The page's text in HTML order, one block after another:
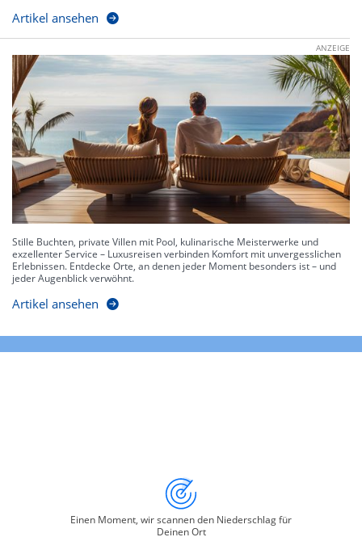
Artikel ansehen
ANZEIGE
Stille Buchten, private Villen mit Pool, kulinarische Meisterwerke und
exzellenter Service – Luxusreisen verbinden Komfort mit unvergesslichen
Erlebnissen. Entdecke Orte, an denen jeder Moment besonders ist – und
jeder Augenblick verwöhnt.
Artikel ansehen
Einen Moment, wir scannen den Niederschlag für
Deinen Ort